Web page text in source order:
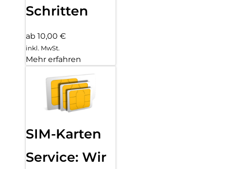
Schritten
ab 10,00 €
inkl. MwSt.
Mehr erfahren
SIM-Karten
Service: Wir